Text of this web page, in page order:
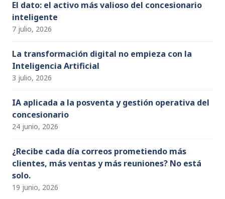
El dato: el activo más valioso del concesionario
inteligente
7 julio, 2026
La transformación digital no empieza con la
Inteligencia Artificial
3 julio, 2026
IA aplicada a la posventa y gestión operativa del
concesionario
24 junio, 2026
¿Recibe cada día correos prometiendo más
clientes, más ventas y más reuniones? No está
solo.
19 junio, 2026